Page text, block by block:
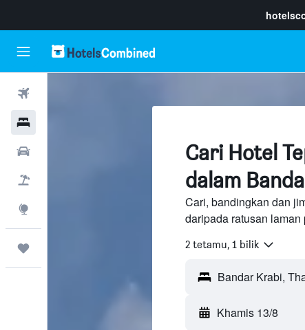
Cari Hotel
dalam
Cari, bandingkan dan
daripada ratusan
2 tetamu, 1 bilik
Khamis 13/8